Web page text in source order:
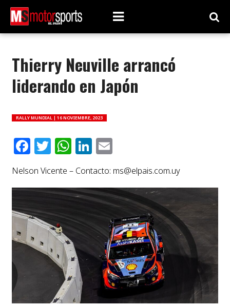
Thierry Neuville arrancó
liderando en Japón
RALLY MUNDIAL | 16 NOVIEMBRE, 2023
Facebook
Twitter
WhatsApp
LinkedIn
Email
Nelson Vicente – Contacto: ms@elpais.com.uy